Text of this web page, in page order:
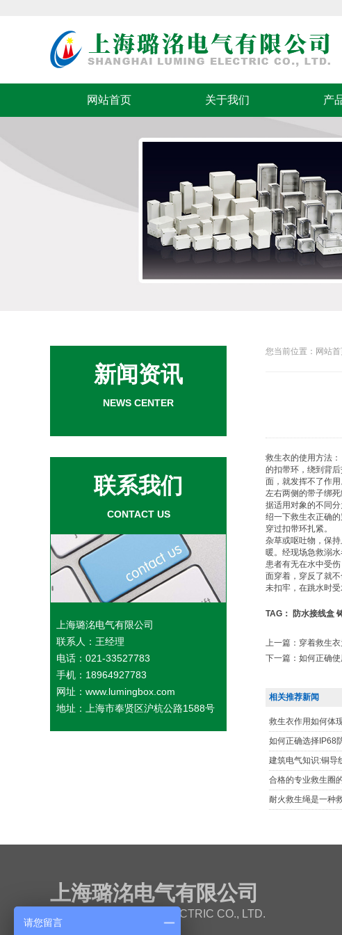
网站首页 关于我们 产
新闻资讯
NEWS CENTER
联系我们
CONTACT US
上海璐洺电气有限公司
联系人：王经理
电话：021-33527783
手机：18964927783
网址：www.lumingbox.com
地址：上海市奉贤区沪杭公路1588号
您当前位置：网站
救生衣的使用方法
的扣带环，绕到背
面，就发挥不了作
左右两侧的带子绑
据适用对象的不同分
绍一下救生衣正确
穿过扣带环扎紧
杂草或呕吐物，保
暖。经现场急救溺
患者有无在水中受
面穿着，穿反了就
未扣牢，在跳水时
TAG： 防水接线盒
上一篇： 穿着救生
下一篇： 如何正确
相关推荐新闻
救生衣作用如何体
如何正确选择IP68
建筑电气知识:铜导
合格的专业救生圈
耐火救生绳是一种
上海璐洺电气有限公司
SHANGHAI LUMING ELECTRIC CO., LTD.
请您留言